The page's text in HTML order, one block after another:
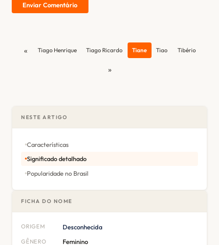
Enviar Comentário
« Tiago Henrique Tiago Ricardo Tiane Tiao Tibério
»
NESTE ARTIGO
Características
Significado detalhado
Popularidade no Brasil
FICHA DO NOME
ORIGEM Desconhecida
GÊNERO Feminino